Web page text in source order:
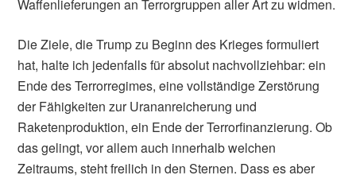
Waffenlieferungen an Terrorgruppen aller Art zu widmen.
Die Ziele, die Trump zu Beginn des Krieges formuliert
hat, halte ich jedenfalls für absolut nachvollziehbar: ein
Ende des Terrorregimes, eine vollständige Zerstörung
der Fähigkeiten zur Urananreicherung und
Raketenproduktion, ein Ende der Terrorfinanzierung. Ob
das gelingt, vor allem auch innerhalb welchen
Zeitraums, steht freilich in den Sternen. Dass es aber